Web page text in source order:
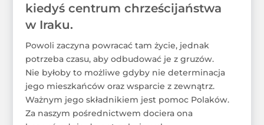
kiedyś centrum chrześcijaństwa
w Iraku.
Powoli zaczyna powracać tam życie, jednak
potrzeba czasu, aby odbudować je z gruzów.
Nie byłoby to możliwe gdyby nie determinacja
jego mieszkańców oraz wsparcie z zewnątrz.
Ważnym jego składnikiem jest pomoc Polaków.
Za naszym pośrednictwem dociera ona